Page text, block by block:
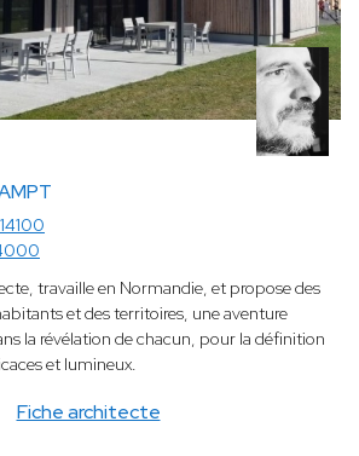
Fiche architecte
travaille en Normandie, et propose des
et des territoires, une aventure
la révélation de chacun, pour la définition
et lumineux.